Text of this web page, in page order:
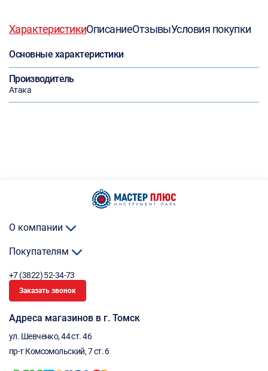
ХарактеристикиОписаниеОтзывыУсловия покупки
Основные характеристики
Производитель
Атака
О компании
Покупателям
+7 (3822) 52-34-73
Заказать звонок
Адреса магазинов в г. Томск
ул. Шевченко, 44 ст. 46
пр-т Комсомольский, 7 ст. 6